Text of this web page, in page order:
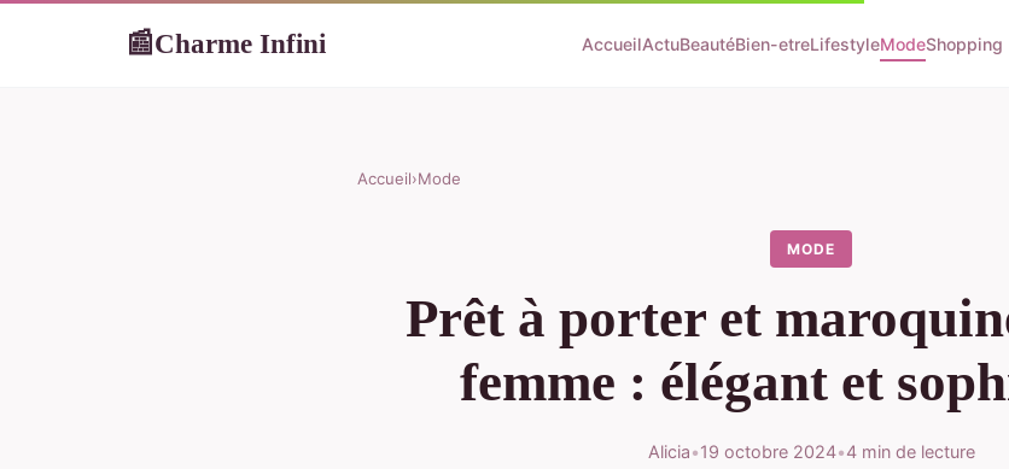
📰Charme Infini AccueilActuBeautéBien-etreLifestyleModeShopping
Accueil›Mode
MODE
Prêt à porter et
femme : élégant et
Alicia•19 octobre 2024•4 min de lecture